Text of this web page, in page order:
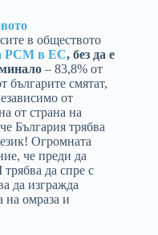
в обществото
РСМ в ЕС, без да е
– 83,8% от
българите смятат,
от
от страна на
България трябва
Огромната
че преди да
да спре с
да изгражда
на омраза и